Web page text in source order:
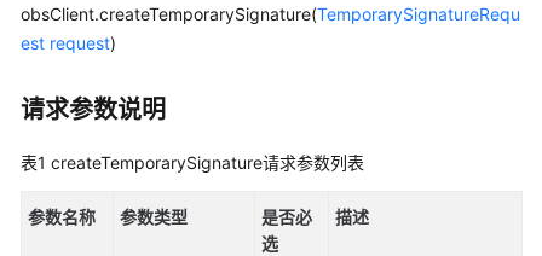
指
南
工
具
南
最
obsClient.createTemporarySignature(TemporarySignatureRequ
est request)
请求参数说明
表1 createTemporarySignature请求参数列表
参数名称 参数类型
是否必
选
描述